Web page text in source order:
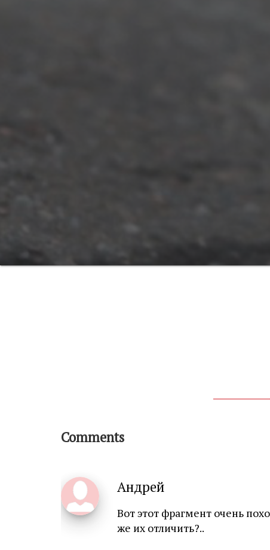
Comments
Андрей
Вот этот фрагмент очень
же их отличить?..